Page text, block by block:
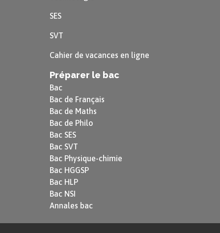
Les Caractères
SES
SVT
Cahier de vacances en ligne
Préparer le bac
Bac
Bac de Français
Bac de Maths
Bac de Philo
Bac SES
Bac SVT
Bac Physique-chimie
Bac HGGSP
Bac HLP
Bac NSI
Annales bac